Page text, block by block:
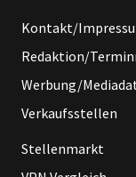
Kontakt/
Redaktion/
Werbung/
Verkaufsstellen
Stellenmarkt